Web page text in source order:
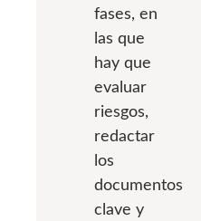
fases, en
las que
hay que
evaluar
riesgos,
redactar
los
documentos
clave y